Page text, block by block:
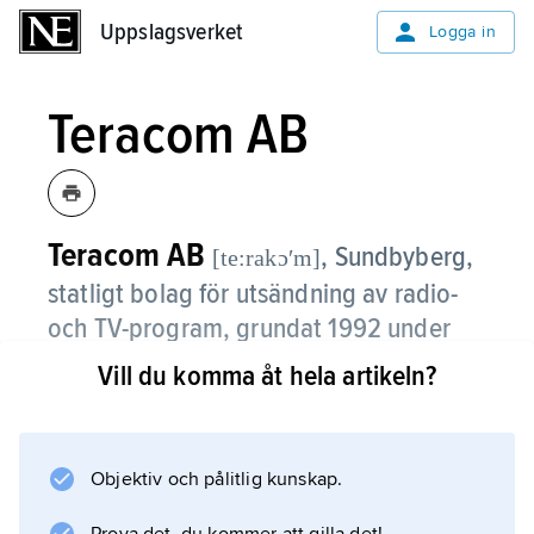
Uppslagsverket Logga in
Teracom AB
Teracom AB [te:rakɔʹm], Sundbyberg,
statligt bolag för utsändning av radio-
och TV-program, grundat 1992 under
namnet TERACOM Svensk Rundradio
för public service-företagen, TV4 och
Vill du komma åt hela artikeln?
Objektiv och pålitlig kunskap.